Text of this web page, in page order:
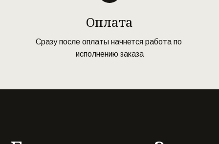
Оплата
Сразу после оплаты начнется работа по
исполнению заказа